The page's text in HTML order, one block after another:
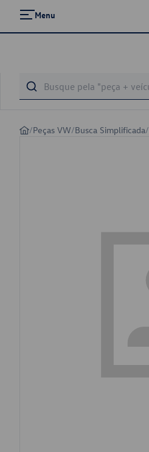
Menu
/Peças VW/Busca Simplificada/